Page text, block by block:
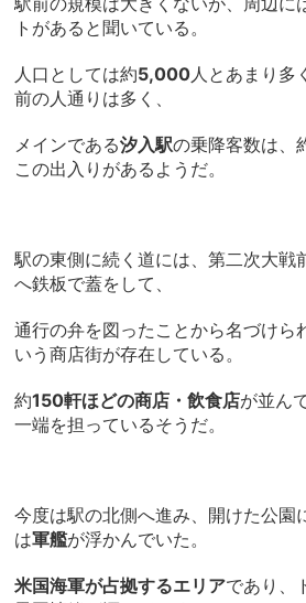
トがあると聞いている。
人口としては約5,000人とあまり多
前の人通りは多く、
メインである汐入駅の乗降客数は、
この出入りがあるようだ。
駅の東側に続く道には、第二次大戦
へ鉄板で蓋をして、
通行の弁を図ったことから名づけら
いう商店街が存在している。
約150軒ほどの商店・飲食店が並ん
一端を担っているそうだ。
今度は駅の北側へ進み、開けた公園
は軍艦が浮かんでいた。
米国海軍が占拠するエリアであり、